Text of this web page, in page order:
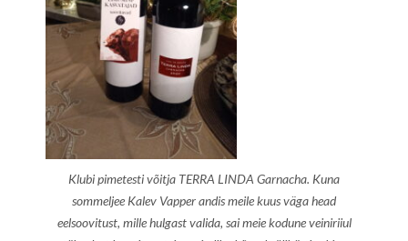
Klubi pimetesti võitja TERRA LINDA Garnacha. Kuna
sommeljee Kalev Vapper andis meile kuus väga head
eelsoovitust, mille hulgast valida, sai meie kodune veiniriiul